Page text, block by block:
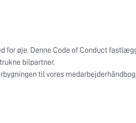
for øje. Denne Code of Conduct
bilpartner.
til vores